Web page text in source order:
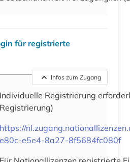
für registrierte
Infos zum Zugang
Individuelle Registrierung
Registrierung)
https://
e80c-e5e4-8a27-8f5684fc080f